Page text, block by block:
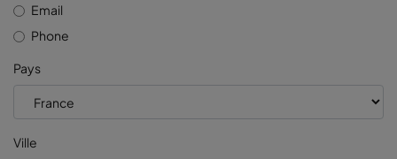
Email
Phone
Pays
Ville